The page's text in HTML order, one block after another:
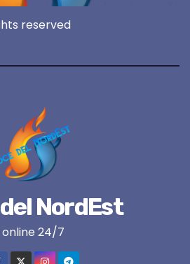
reserved
NordEst
online 24/7